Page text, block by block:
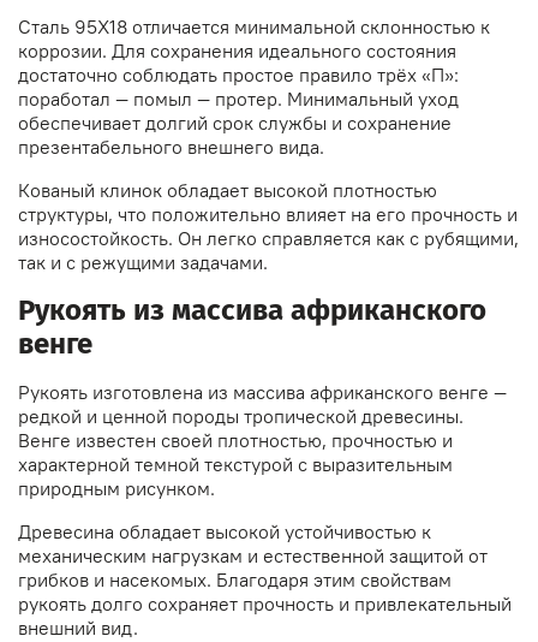
Сталь 95Х18 отличается минимальной склонностью к
коррозии. Для сохранения идеального состояния
достаточно соблюдать простое правило трёх «П»:
поработал — помыл — протер. Минимальный уход
обеспечивает долгий срок службы и сохранение
презентабельного внешнего вида.
Кованый клинок обладает высокой плотностью
структуры, что положительно влияет на его прочность и
износостойкость. Он легко справляется как с рубящими,
так и с режущими задачами.
Рукоять из массива африканского
венге
Рукоять изготовлена из массива африканского венге —
редкой и ценной породы тропической древесины.
Венге известен своей плотностью, прочностью и
характерной темной текстурой с выразительным
природным рисунком.
Древесина обладает высокой устойчивостью к
механическим нагрузкам и естественной защитой от
грибков и насекомых. Благодаря этим свойствам
рукоять долго сохраняет прочность и привлекательный
внешний вид.